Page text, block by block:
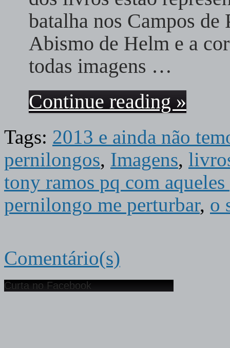
batalha nos Campos de
Abismo de Helm e a
todas imagens …
Continue reading »
Tags: 2013 e ainda não
pernilongos, Imagens,
tony ramos pq com
pernilongo me perturbar, o
Comentário(s)
Curta no Facebook